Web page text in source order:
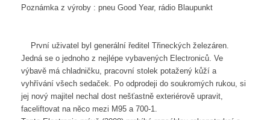
Poznámka z výroby : pneu Good Year, rádio Blaupunkt
První uživatel byl generální ředitel Třineckých železáren.
Jedná se o jednoho z nejlépe vybavených Electroniců. Ve
výbavě má chladničku, pracovní stolek potažený kůží a
vyhřívání všech sedaček. Po odprodeji do soukromých rukou, si
jej nový majitel nechal dost nešťastně exteriérově upravit,
faceliftovat na něco mezi M95 a 700-1.